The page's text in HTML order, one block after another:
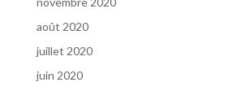
août 2020
juillet 2020
juin 2020